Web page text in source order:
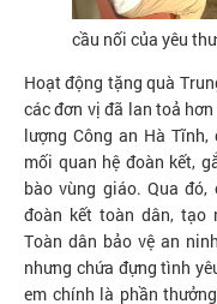
cầu nối của yêu
Hoạt động tặng quà
các đơn vị đã lan toả
lượng Công an Hà
mối quan hệ đoàn kết,
bào vùng giáo. Qua
đoàn kết toàn dân, tạo
Toàn dân bảo vệ an
nhưng chứa đựng tình
em chính là phần